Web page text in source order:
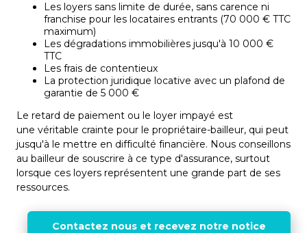
Les loyers sans limite de durée, sans carence ni
franchise pour les locataires entrants (70 000 € TTC
maximum)
Les dégradations immobilières jusqu'à 10 000 €
TTC
Les frais de contentieux
La protection juridique locative avec un plafond de
garantie de 5 000 €
Le retard de paiement ou le loyer impayé est
une véritable crainte pour le propriétaire-bailleur, qui peut
jusqu'à le mettre en difficulté financière. Nous conseillons
au bailleur de souscrire à ce type d'assurance, surtout
lorsque ces loyers représentent une grande part de ses
ressources.
Contactez nous et recevez notre notice